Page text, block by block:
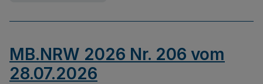
MB.NRW 2026 Nr. 206 vom
28.07.2026